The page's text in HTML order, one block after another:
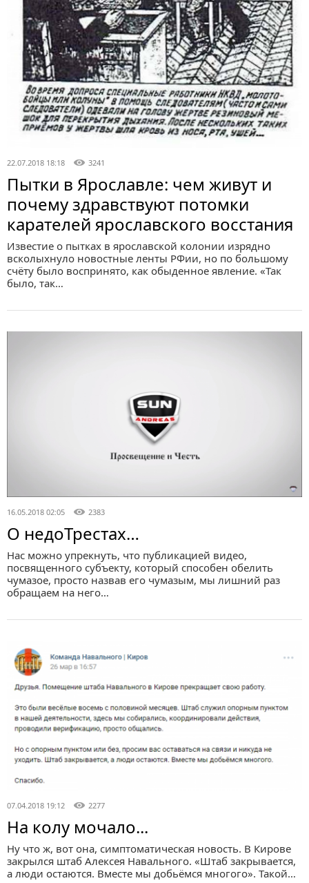
22.07.2018 18:18 3241
Пытки в Ярославле: чем живут и
почему здравствуют потомки
карателей ярославского восстания
Известие о пытках в ярославской колонии изрядно
всколыхнуло новостные ленты РФии, но по большому
счёту было воспринято, как обыденное явление. «Так
было, так…
16.05.2018 02:05 2383
О недоТрестах…
Нас можно упрекнуть, что публикацией видео,
посвященного субъекту, который способен обелить
чумазое, просто назвав его чумазым, мы лишний раз
обращаем на него…
07.04.2018 19:12 2277
На колу мочало...
Ну что ж, вот она, симптоматическая новость. В Кирове
закрылся штаб Алексея Навального. «Штаб закрывается,
а люди остаются. Вместе мы добьёмся многого». Такой…